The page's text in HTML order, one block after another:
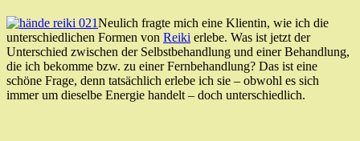
Neulich fragte mich eine Klientin, wie ich die
unterschiedlichen Formen von Reiki erlebe. Was ist jetzt der
Unterschied zwischen der Selbstbehandlung und einer Behandlung,
die ich bekomme bzw. zu einer Fernbehandlung? Das ist eine
schöne Frage, denn tatsächlich erlebe ich sie – obwohl es sich
immer um dieselbe Energie handelt – doch unterschiedlich.